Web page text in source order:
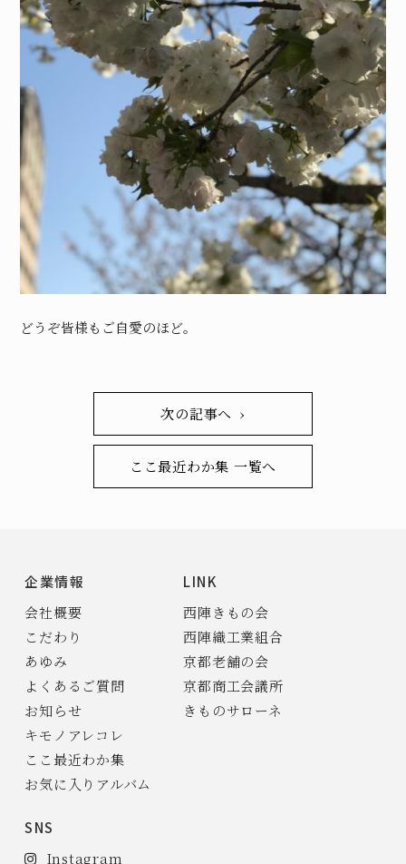
どうぞ皆様もご自愛のほど。
次の記事へ ›
ここ最近わか集 一覧へ
企業情報
会社概要
こだわり
あゆみ
よくあるご質問
お知らせ
キモノアレコレ
ここ最近わか集
お気に入りアルバム
SNS
Instagram
LINK
西陣きもの会
西陣織工業組合
京都老舗の会
京都商工会議所
きものサローネ